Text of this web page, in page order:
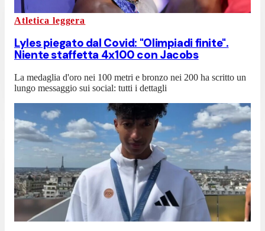
Atletica leggera
Lyles piegato dal Covid: "Olimpiadi finite".
Niente staffetta 4x100 con Jacobs
La medaglia d'oro nei 100 metri e bronzo nei 200 ha scritto un
lungo messaggio sui social: tutti i dettagli